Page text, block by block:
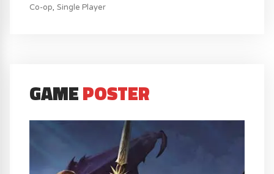
Co-op Single Player
GAMEPOSTER